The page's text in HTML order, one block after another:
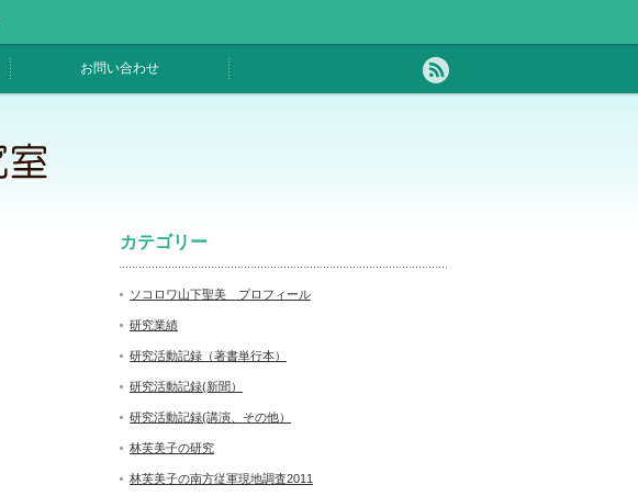
お問い合わせ
カテゴリー
ソコロワ山下聖美 プロフィール
研究業績
研究活動記録（著書単行本）
研究活動記録(新聞）
研究活動記録(講演、その他）
林芙美子の研究
林芙美子の南方従軍現地調査2011